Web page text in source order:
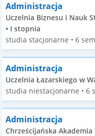
Administracja
Uczelnia Biznesu i Nauk
• I stopnia
studia stacjonarne • 6
Administracja
Uczelnia Łazarskiego w
studia niestacjonarne • 6
Administracja
Chrześcijańska Akademia